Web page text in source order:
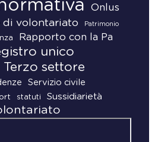
Onlus
di volontariato Patrimonio
Rapporto con la Pa
unico
Terzo settore
Servizio civile
statuti Sussidiarietà